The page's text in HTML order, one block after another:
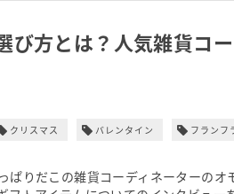
び方とは？人気雑貨コ
クリスマス バレンタイン フランフ
ぱりだこの雑貨コーディネーターのオ